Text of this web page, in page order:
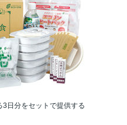
日分をセットで提供する